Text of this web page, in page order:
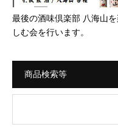
最後の酒味倶楽部 八海山を
しむ会を行います。
商品検索等